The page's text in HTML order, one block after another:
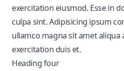
exercitation eiusmod. Esse in
culpa sint. Adipisicing ipsum
ullamco magna sit amet
exercitation duis et.
Heading four